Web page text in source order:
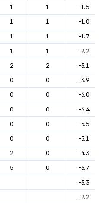
수, 바람, 기압등을 안내한 표입
1 1
-1.5
1 1
-1.0
1 1
-1.7
1 1
-2.2
2 2
-3.1
0 0
-3.9
0 0
-6.0
0 0
-6.4
0 0
-5.5
0 0
-5.1
2 0
-4.3
5 0
-3.7
-3.3
-2.2